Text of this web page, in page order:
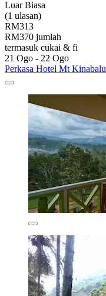
Luar Biasa
(1 ulasan)
RM313
RM370 jumlah
termasuk cukai & fi
21 Ogo - 22 Ogo
Perkasa Hotel Mt Kinabalu